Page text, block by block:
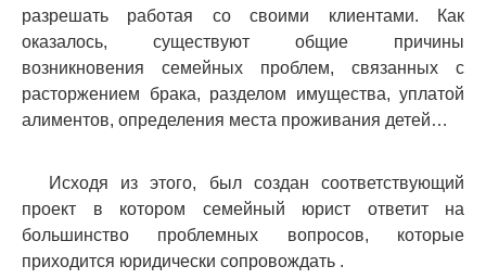
разрешать работая со своими клиентами. Как
оказалось, существуют общие причины
возникновения семейных проблем, связанных с
расторжением брака, разделом имущества, уплатой
алиментов, определения места проживания детей…
Исходя из этого, был создан соответствующий
проект в котором семейный юрист ответит на
большинство проблемных вопросов, которые
приходится юридически сопровождать .